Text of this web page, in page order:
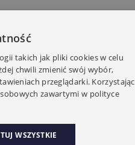
takich jak pliki cookies w celu
chwili zmienić swój wybór,
przeglądarki. Korzystając
zawartymi w polityce
WSZYSTKIE